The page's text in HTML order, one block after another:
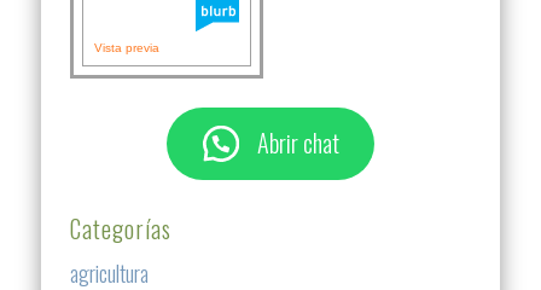
Vista previa
Abrir chat
Categorías
agricultura